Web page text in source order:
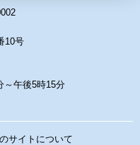
10号
～午後5時15分
サイトについて